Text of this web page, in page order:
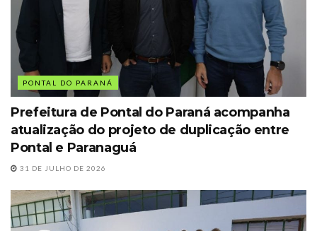
PONTAL DO PARANÁ
Prefeitura de Pontal do Paraná acompanha
atualização do projeto de duplicação entre
Pontal e Paranaguá
31 DE JULHO DE 2026